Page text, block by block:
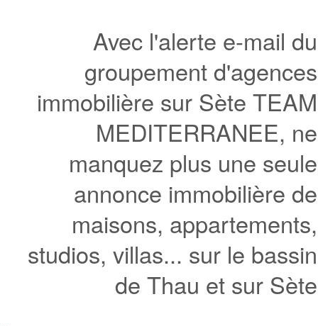
Avec l'alerte e-mail du
groupement d'agences
immobilière sur Sète TEAM
MEDITERRANEE, ne
manquez plus une seule
annonce immobilière de
maisons, appartements,
studios, villas... sur le bassin
de Thau et sur Sète